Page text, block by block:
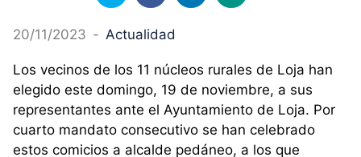
20/11/2023 - Actualidad
Los vecinos de los 11 núcleos rurales de Loja han
elegido este domingo, 19 de noviembre, a sus
representantes ante el Ayuntamiento de Loja. Por
cuarto mandato consecutivo se han celebrado
estos comicios a alcalde pedáneo, a los que